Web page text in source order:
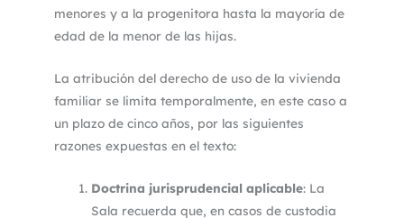
menores y a la progenitora hasta la mayoría de
edad de la menor de las hijas.
La atribución del derecho de uso de la vivienda
familiar se limita temporalmente, en este caso a
un plazo de cinco años, por las siguientes
razones expuestas en el texto:
Doctrina jurisprudencial aplicable: La
Sala recuerda que, en casos de custodia